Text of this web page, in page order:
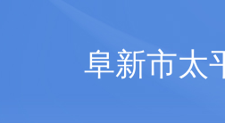
阜新市太